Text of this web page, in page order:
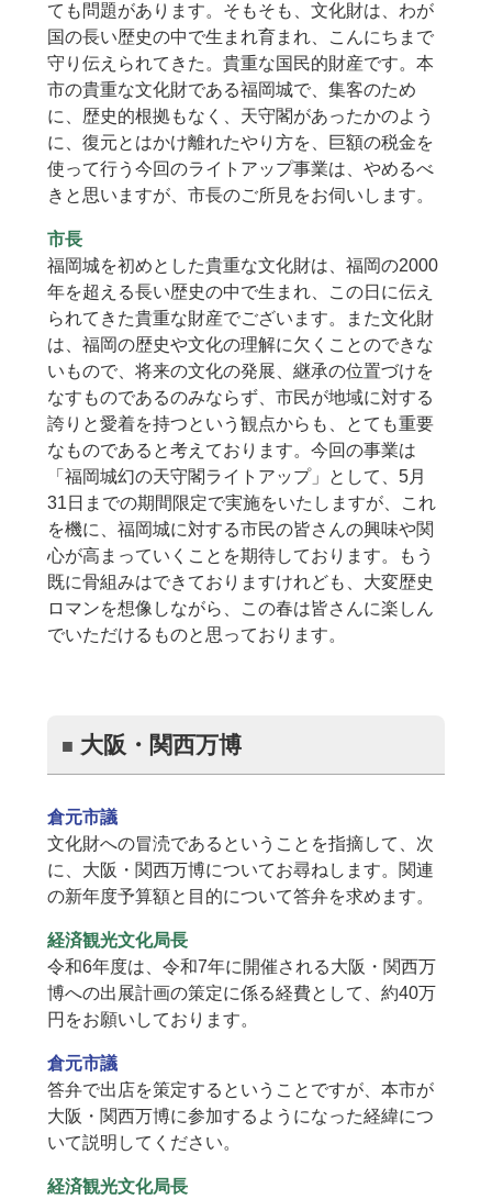
ても問題があります。そもそも、文化財は、わが
国の長い歴史の中で生まれ育まれ、こんにちまで
守り伝えられてきた。貴重な国民的財産です。本
市の貴重な文化財である福岡城で、集客のため
に、歴史的根拠もなく、天守閣があったかのよう
に、復元とはかけ離れたやり方を、巨額の税金を
使って行う今回のライトアップ事業は、やめるべ
きと思いますが、市長のご所見をお伺いします。
市長
福岡城を初めとした貴重な文化財は、福岡の2000
年を超える長い歴史の中で生まれ、この日に伝え
られてきた貴重な財産でございます。また文化財
は、福岡の歴史や文化の理解に欠くことのできな
いもので、将来の文化の発展、継承の位置づけを
なすものであるのみならず、市民が地域に対する
誇りと愛着を持つという観点からも、とても重要
なものであると考えております。今回の事業は
「福岡城幻の天守閣ライトアップ」として、5月
31日までの期間限定で実施をいたしますが、これ
を機に、福岡城に対する市民の皆さんの興味や関
心が高まっていくことを期待しております。もう
既に骨組みはできておりますけれども、大変歴史
ロマンを想像しながら、この春は皆さんに楽しん
でいただけるものと思っております。
大阪・関西万博
倉元市議
文化財への冒涜であるということを指摘して、次
に、大阪・関西万博についてお尋ねします。関連
の新年度予算額と目的について答弁を求めます。
経済観光文化局長
令和6年度は、令和7年に開催される大阪・関西万
博への出展計画の策定に係る経費として、約40万
円をお願いしております。
倉元市議
答弁で出店を策定するということですが、本市が
大阪・関西万博に参加するようになった経緯につ
いて説明してください。
経済観光文化局長